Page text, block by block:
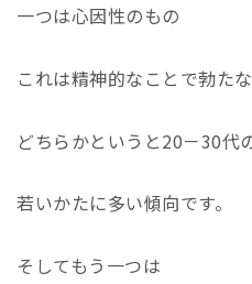
一つは心因性のもの
これは精神的なことで勃た
どちらかというと20－30代
若いかたに多い傾向です。
そしてもう一つは